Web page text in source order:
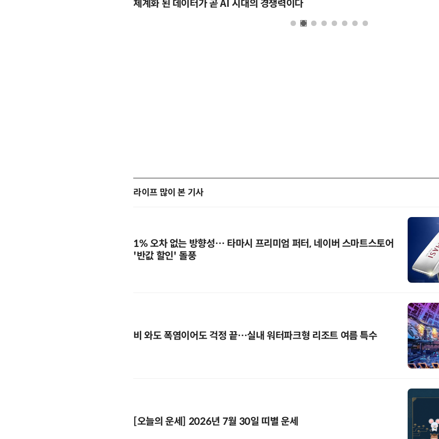
체계화 된 데이터가 곧 AI 시대의 경쟁력이다
라이프 많이 본 기사
1% 오차 없는 방향성… 타마시 프리미엄 퍼터, 네이버 스마트스토어
'반값 할인' 돌풍
비 와도 폭염이어도 걱정 끝…실내 워터파크형 리조트 여름 특수
[오늘의 운세] 2026년 7월 30일 띠별 운세